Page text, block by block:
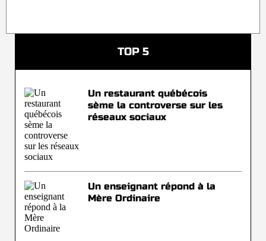
TOP 5
Un restaurant québécois
sème la controverse sur les
réseaux sociaux
Un enseignant répond à la
Mère Ordinaire